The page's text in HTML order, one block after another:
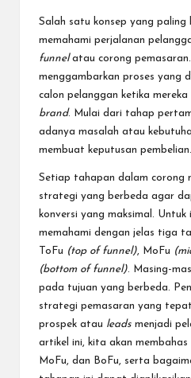
Salah satu konsep yang paling
memahami perjalanan
funnelatau corong
menggambarkan proses yang
calon pelanggan ketika
brand. Mulai dari tahap
adanya masalah atau
membuat keputusan pembelian.
Setiap tahapan dalam corong
strategi yang berbeda agar
konversi yang maksimal.
memahami dengan jelas tiga
ToFu (top of funnel), MoFu
(bottom of funnel). Masing-
pada tujuan yang berbeda.
strategi pemasaran yang
prospek atau leads menjadi
artikel ini, kita akan
MoFu, dan BoFu, serta